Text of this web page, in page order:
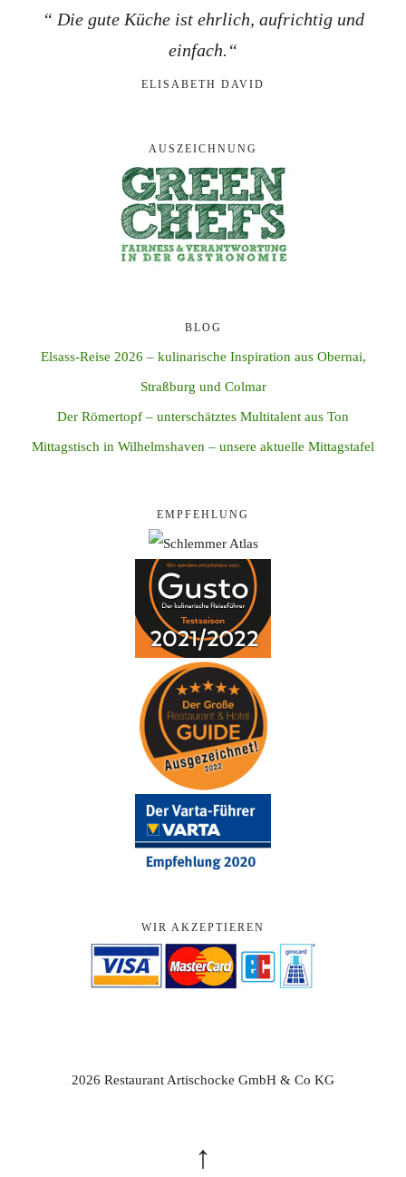
“ Die gute Küche ist ehrlich, aufrichtig und
einfach.“
ELISABETH DAVID
AUSZEICHNUNG
BLOG
Elsass-Reise 2026 – kulinarische Inspiration aus Obernai,
Straßburg und Colmar
Der Römertopf – unterschätztes Multitalent aus Ton
Mittagstisch in Wilhelmshaven – unsere aktuelle Mittagstafel
EMPFEHLUNG
WIR AKZEPTIEREN
2026 Restaurant Artischocke GmbH & Co KG